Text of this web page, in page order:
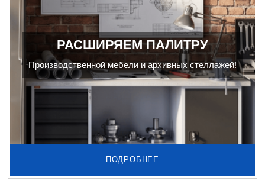
РАСШИРЯЕМ ПАЛИТРУ
Производственной мебели и архивных стеллажей!
ПОДРОБНЕЕ